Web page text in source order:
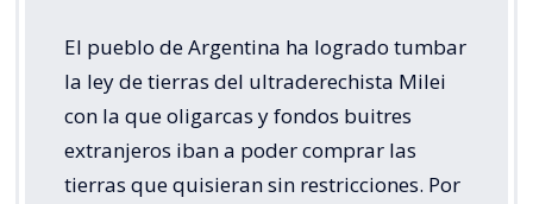
El pueblo de Argentina ha logrado tumbar
la ley de tierras del ultraderechista Milei
con la que oligarcas y fondos buitres
extranjeros iban a poder comprar las
tierras que quisieran sin restricciones. Por